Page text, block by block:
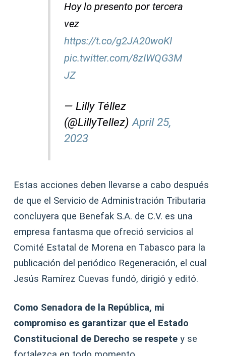
Hoy lo presento por tercera
vez
https://t.co/g2JA20woKI
pic.twitter.com/8zIWQG3M
JZ
— Lilly Téllez
(@LillyTellez)April 25,
2023
Estas acciones deben llevarse a cabo después
de que el Servicio de Administración Tributaria
concluyera que Benefak S.A. de C.V. es una
empresa fantasma que ofreció servicios al
Comité Estatal de Morena en Tabasco para la
publicación del periódico Regeneración, el cual
Jesús Ramírez Cuevas fundó, dirigió y editó.
Como Senadora de la República, mi
compromiso es garantizar que el Estado
Constitucional de Derecho se respetey se